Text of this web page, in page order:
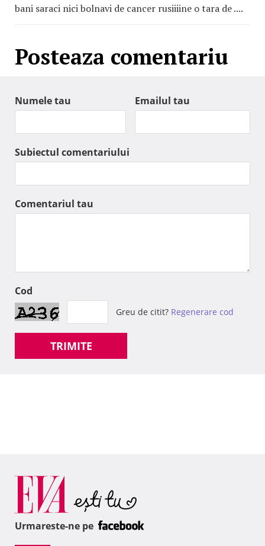
bani saraci nici bolnavi de cancer rusiiiine o tara de ....
Posteaza comentariu
Numele tau Emailul tau
Subiectul comentariului
Comentariul tau
Cod
Greu de citit? Regenerare cod
TRIMITE
Urmareste-ne pe